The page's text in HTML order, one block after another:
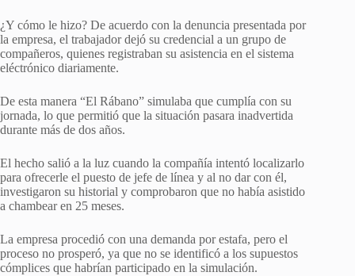
¿Y cómo le hizo? De acuerdo con la denuncia presentada por
la empresa, el trabajador dejó su credencial a un grupo de
compañeros, quienes registraban su asistencia en el sistema
eléctrónico diariamente.
De esta manera “El Rábano” simulaba que cumplía con su
jornada, lo que permitió que la situación pasara inadvertida
durante más de dos años.
El hecho salió a la luz cuando la compañía intentó localizarlo
para ofrecerle el puesto de jefe de línea y al no dar con él,
investigaron su historial y comprobaron que no había asistido
a chambear en 25 meses.
La empresa procedió con una demanda por estafa, pero el
proceso no prosperó, ya que no se identificó a los supuestos
cómplices que habrían participado en la simulación.